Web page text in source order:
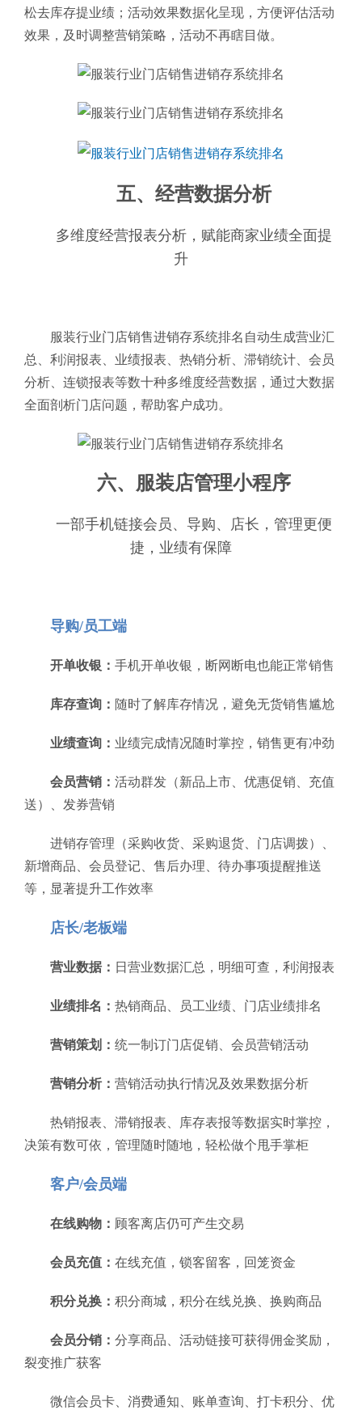
松去库存提业绩；活动效果数据化呈现，方便评估活动
效果，及时调整营销策略，活动不再瞎目做。
五、经营数据分析
多维度经营报表分析，赋能商家业绩全面提
升
服装行业门店销售进销存系统排名自动生成营业汇
总、利润报表、业绩报表、热销分析、滞销统计、会员
分析、连锁报表等数十种多维度经营数据，通过大数据
全面剖析门店问题，帮助客户成功。
六、服装店管理小程序
一部手机链接会员、导购、店长，管理更便
捷，业绩有保障
导购/员工端
开单收银： 手机开单收银，断网断电也能正常销售
库存查询： 随时了解库存情况，避免无货销售尴尬
业绩查询： 业绩完成情况随时掌控，销售更有冲劲
会员营销： 活动群发（新品上市、优惠促销、充值
送）、发券营销
进销存管理（采购收货、采购退货、门店调拨）、
新增商品、会员登记、售后办理、待办事项提醒推送
等，显著提升工作效率
店长/老板端
营业数据： 日营业数据汇总，明细可查，利润报表
业绩排名： 热销商品、员工业绩、门店业绩排名
营销策划： 统一制订门店促销、会员营销活动
营销分析： 营销活动执行情况及效果数据分析
热销报表、滞销报表、库存表报等数据实时掌控，
决策有数可依，管理随时随地，轻松做个甩手掌柜
客户/会员端
在线购物： 顾客离店仍可产生交易
会员充值： 在线充值，锁客留客，回笼资金
积分兑换： 积分商城，积分在线兑换、换购商品
会员分销： 分享商品、活动链接可获得佣金奖励，
裂变推广获客
微信会员卡、消费通知、账单查询、打卡积分、优